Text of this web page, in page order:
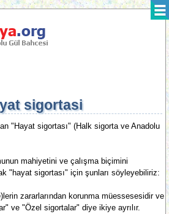
sigortasi
"Hayat sigortası" (Halk sigorta ve Anadolu
mahiyetini ve çalışma biçimini
"hayat sigortası" için şunları söyleyebiliriz:
zararlarından korunma müessesesidir ve
ve "Özel sigortalar" diye ikiye ayrılır.